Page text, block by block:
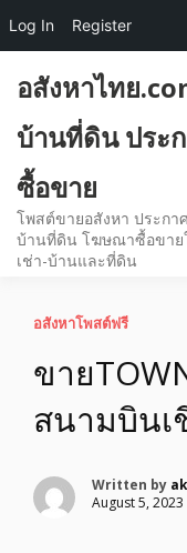
content
อสังหาไทย
บ้านที่ดิน ประ
ซื้อขาย
โพสต์ขายอสังหา ประกา
บ้านที่ดิน โฆษณาซื้อขาย
เช่า-บ้านและที่ดิน
อสังหาโพสต์ฟรี
ขาย
สนามบินเ
Written by
August 5, 2023
Log In Register